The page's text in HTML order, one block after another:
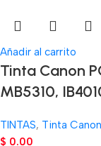
Añadir al carrito
Tinta Canon
MB5310,
TINTAS, Tinta Canon
$ 0.00